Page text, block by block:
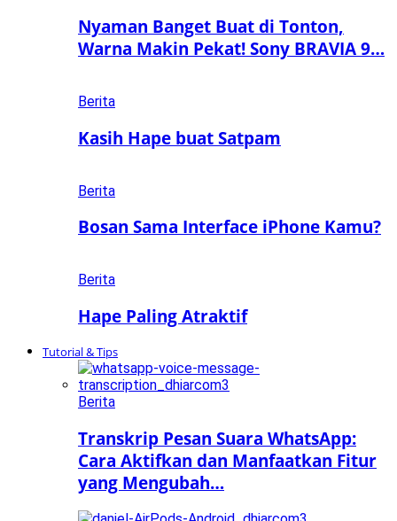
Nyaman Banget Buat di Tonton,
Warna Makin Pekat! Sony BRAVIA 9…
Berita
Kasih Hape buat Satpam
Berita
Bosan Sama Interface iPhone Kamu?
Berita
Hape Paling Atraktif
Tutorial & Tips
Berita
Transkrip Pesan Suara WhatsApp:
Cara Aktifkan dan Manfaatkan Fitur
yang Mengubah…